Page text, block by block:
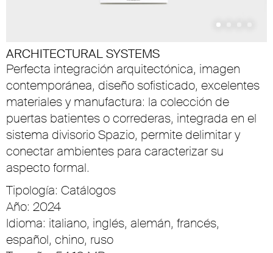
ARCHITECTURAL SYSTEMS
Perfecta integración arquitectónica, imagen
contemporánea, diseño sofisticado, excelentes
materiales y manufactura: la colección de
puertas batientes o correderas, integrada en el
sistema divisorio Spazio, permite delimitar y
conectar ambientes para caracterizar su
aspecto formal.
Tipología: Catálogos
Año: 2024
Idioma: italiano, inglés, alemán, francés,
español, chino, ruso